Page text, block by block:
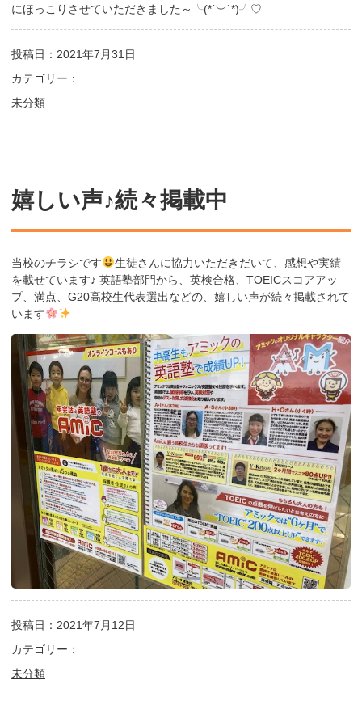
にほっこりさせていただきました～╰(*´︶`*)╯♡
投稿日：2021年7月31日
カテゴリー：
未分類
嬉しい声♪続々掲載中
当校のチラシです
生徒さんに協力いただきだいて、感想や実績
を載せています♪ 英語塾部門から、英検合格、TOEICスコアアッ
プ、満点、G20高校生代表選出などの、嬉しい声が続々掲載されて
います
投稿日：2021年7月12日
カテゴリー：
未分類